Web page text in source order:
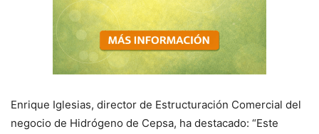
Enrique Iglesias, director de Estructuración Comercial del
negocio de Hidrógeno de Cepsa, ha destacado: “Este